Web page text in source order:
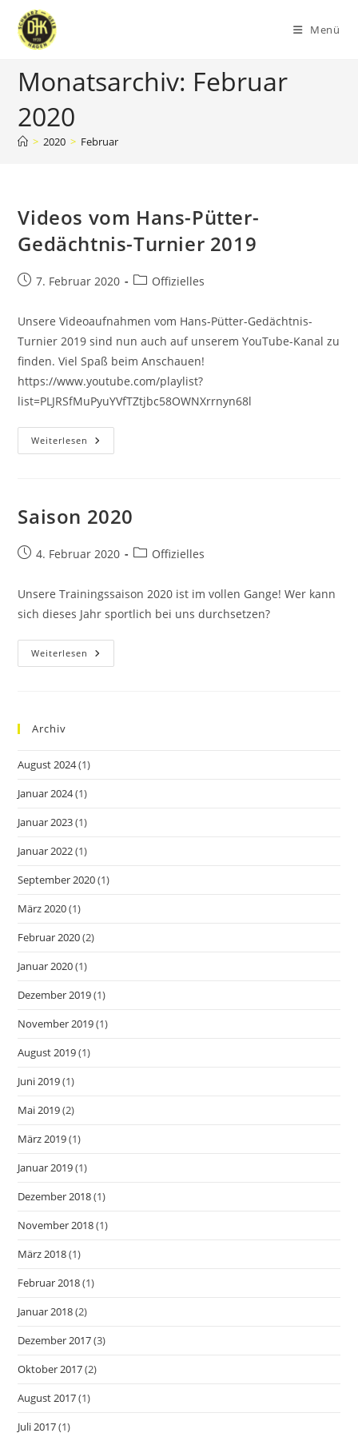
Inhalt
springen
Menü
Monatsarchiv: Februar
2020
> 2020 > Februar
Videos vom Hans-Pütter-
Gedächtnis-Turnier 2019
Beitrag7. Februar 2020
Beitrags-
Offizielles
Unsere Videoaufnahmen vom Hans-Pütter-Gedächtnis-
Turnier 2019 sind nun auch auf unserem YouTube-Kanal zu
finden. Viel Spaß beim Anschauen!
https://www.youtube.com/playlist?
list=PLJRSfMuPyuYVfTZtjbc58OWNXrrnyn68l
Weiterlesen Videos
Vom
2019
Saison 2020
Beitrag4. Februar 2020
Beitrags-
Offizielles
Unsere Trainingssaison 2020 ist im vollen Gange! Wer kann
sich dieses Jahr sportlich bei uns durchsetzen?
Weiterlesen Saison
2020
Archiv
August 2024(1)
Januar 2024(1)
Januar 2023(1)
Januar 2022(1)
September 2020(1)
März 2020(1)
Februar 2020(2)
Januar 2020(1)
Dezember 2019(1)
November 2019(1)
August 2019(1)
Juni 2019(1)
Mai 2019(2)
März 2019(1)
Januar 2019(1)
Dezember 2018(1)
November 2018(1)
März 2018(1)
Februar 2018(1)
Januar 2018(2)
Dezember 2017(3)
Oktober 2017(2)
August 2017(1)
Juli 2017(1)